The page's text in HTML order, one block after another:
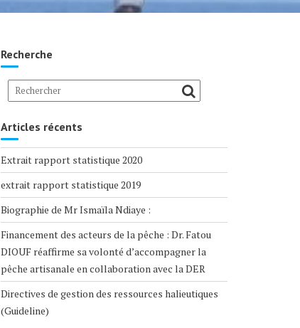
Recherche
Articles récents
Extrait rapport statistique 2020
extrait rapport statistique 2019
Biographie de Mr Ismaïla Ndiaye :
Financement des acteurs de la pêche : Dr. Fatou
DIOUF réaffirme sa volonté d’accompagner la
pêche artisanale en collaboration avec la DER
Directives de gestion des ressources halieutiques
(Guideline)